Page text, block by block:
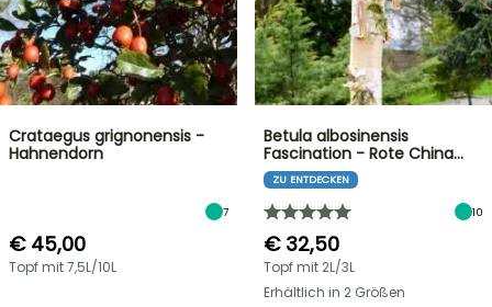
Crataegus grignonensis -
Hahnendorn
7
€ 45,00
Topf mit 7,5L/10L
Betula albosinensis
Fascination - Rote China…
ZU ENTDECKEN
10
€ 32,50
Topf mit 2L/3L
Erhältlich in 2 Größen